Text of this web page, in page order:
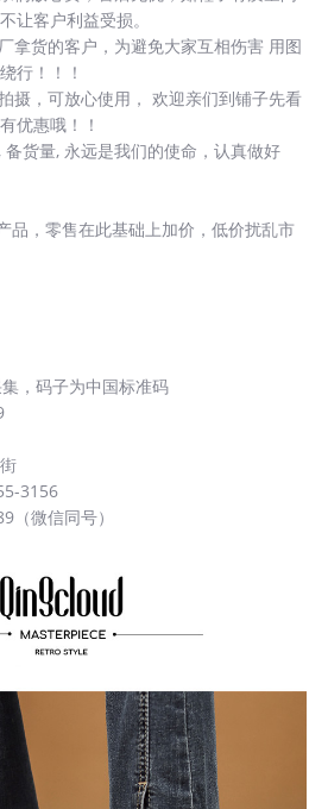
让客户利益受损。
拿货的客户，为避免大家互相伤害 用图
行！！！
摄，可放心使用， 欢迎亲们到铺子先看
优惠哦！！
货量, 永远是我们的使命，认真做好
品，零售在此基础上加价，低价扰乱市
，码子为中国标准码
3156
微信同号）